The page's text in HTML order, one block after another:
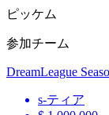
ピッケム
参加チーム
DreamLeague
s-ティア